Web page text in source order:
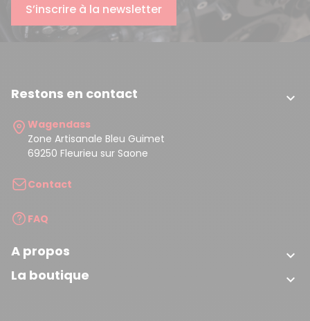
S’inscrire à la newsletter
Restons en contact 
Wagendass
Zone Artisanale Bleu Guimet
69250 Fleurieu sur Saone
Contact
FAQ
A propos 
La boutique 